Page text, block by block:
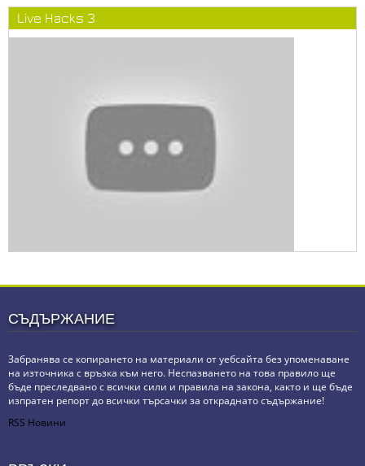
Live Hacks 3
СЪДЪРЖАНИЕ
Забранява се копирането на материали от уебсайта без упоменаване
на източника с връзка към него. Неспазването на това правило ще
бъде преследвано с всички сили и правила на закона, както и ще бъде
изпратен репорт до всички търсачки за откраднато съдържание!
RSS Новини